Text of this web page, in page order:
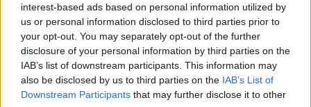
interest-based ads based on personal information utilized by
us or personal information disclosed to third parties prior to
your opt-out. You may separately opt-out of the further
disclosure of your personal information by third parties on the
IAB’s list of downstream participants. This information may
also be disclosed by us to third parties on the IAB’s List of
Downstream Participants that may further disclose it to other